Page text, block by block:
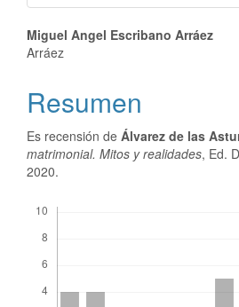
Miguel Angel Escribano Arráez
Arráez
Resumen
Es recensión de Álvarez de las
matrimonial. Mitos y realidades, Ed.
2020.